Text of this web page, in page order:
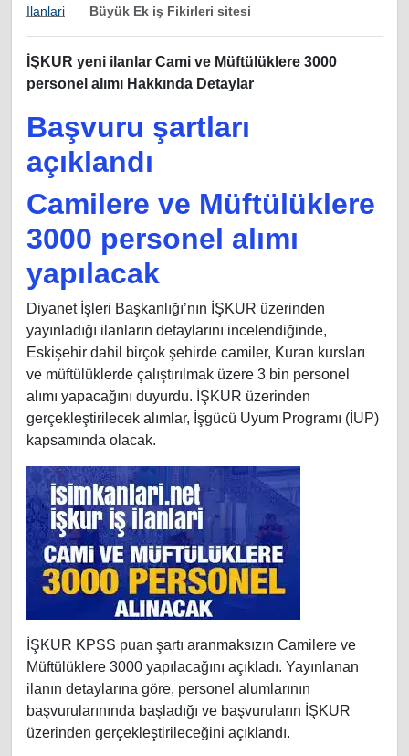
İlanlari
Büyük Ek iş Fikirleri sitesi
İŞKUR yeni ilanlar Cami ve Müftülüklere 3000
personel alımı Hakkında Detaylar
Başvuru şartları
açıklandı
Camilere ve Müftülüklere
3000 personel alımı
yapılacak
Diyanet İşleri Başkanlığı’nın İŞKUR üzerinden
yayınladığı ilanların detaylarını incelendiğinde,
Eskişehir dahil birçok şehirde camiler, Kuran kursları
ve müftülüklerde çalıştırılmak üzere 3 bin personel
alımı yapacağını duyurdu. İŞKUR üzerinden
gerçekleştirilecek alımlar, İşgücü Uyum Programı (İUP)
kapsamında olacak.
İŞKUR KPSS puan şartı aranmaksızın Camilere ve
Müftülüklere 3000 yapılacağını açıkladı. Yayınlanan
ilanın detaylarına göre, personel alumlarının
başvurularınında başladığı ve başvuruların İŞKUR
üzerinden gerçekleştirileceğini açıklandı.